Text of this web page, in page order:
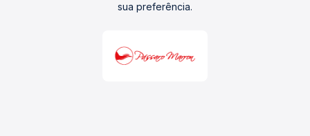
sua preferência.